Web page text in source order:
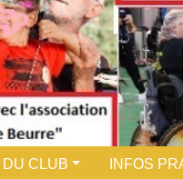
DU CLUB INFOS